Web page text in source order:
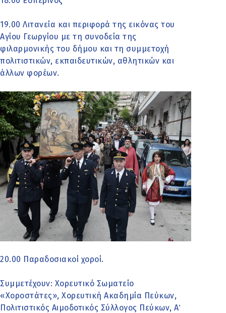
19.00 Λιτανεία και περιφορά της εικόνας του
Αγίου Γεωργίου με τη συνοδεία της
φιλαρμονικής του δήμου και τη συμμετοχή
πολιτιστικών, εκπαιδευτικών, αθλητικών και
άλλων φορέων.
20.00 Παραδοσιακοί χοροί.
Συμμετέχουν: Χορευτικό Σωματείο
«Χοροστάτες», Χορευτική Ακαδημία Πεύκων,
Πολιτιστικός Αιµοδοτικός Σύλλογος Πεύκων, Α΄